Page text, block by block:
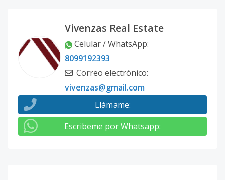
Vivenzas Real Estate
Celular / WhatsApp:
8099192393
Correo electrónico:
vivenzas@gmail.com
Llámame:
Escribeme por Whatsapp: